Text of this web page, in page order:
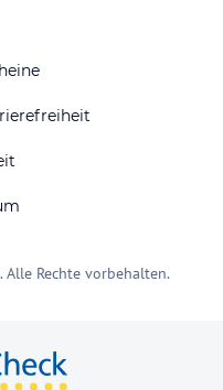
Rechte vorbehalten.